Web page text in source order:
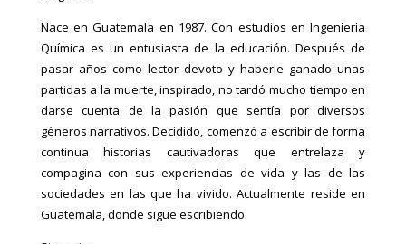
Nace en Guatemala en 1987. Con estudios en Ingeniería
Química es un entusiasta de la educación. Después de
pasar años como lector devoto y haberle ganado unas
partidas a la muerte, inspirado, no tardó mucho tiempo en
darse cuenta de la pasión que sentía por diversos
géneros narrativos. Decidido, comenzó a escribir de forma
continua historias cautivadoras que entrelaza y
compagina con sus experiencias de vida y las de las
sociedades en las que ha vivido. Actualmente reside en
Guatemala, donde sigue escribiendo.